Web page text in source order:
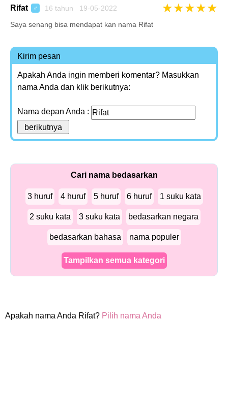
Rifat ♂ 16 tahun 19-05-2022 ★★★★★
Saya senang bisa mendapat kan nama Rifat
Kirim pesan
Apakah Anda ingin memberi komentar? Masukkan
nama Anda dan klik berikutnya:
Nama depan Anda :
Cari nama bedasarkan
3 huruf 4 huruf 5 huruf 6 huruf 1 suku kata
2 suku kata 3 suku kata bedasarkan negara
bedasarkan bahasa nama populer
Tampilkan semua kategori
Apakah nama Anda Rifat? Pilih nama Anda